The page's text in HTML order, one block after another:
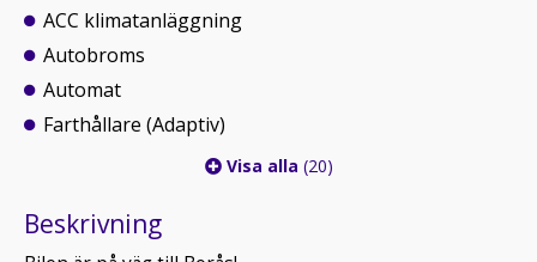
ACC klimatanläggning
Autobroms
Automat
Farthållare (Adaptiv)
Visa alla (20)
Beskrivning